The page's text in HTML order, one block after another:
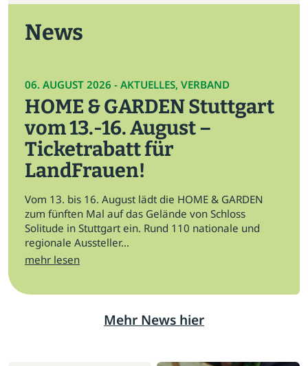
News
06. AUGUST 2026 - AKTUELLES, VERBAND
HOME & GARDEN Stuttgart
vom 13.-16. August –
Ticketrabatt für
LandFrauen!
Vom 13. bis 16. August lädt die HOME & GARDEN
zum fünften Mal auf das Gelände von Schloss
Solitude in Stuttgart ein. Rund 110 nationale und
regionale Aussteller...
mehr lesen
Mehr News hier